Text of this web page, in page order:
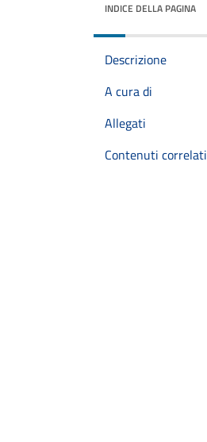
INDICE DELLA PAGINA
Descrizione
A cura di
Allegati
Contenuti correlati